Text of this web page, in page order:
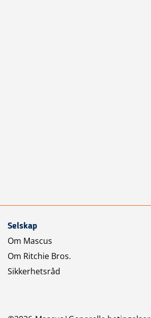
Selskap
Om Mascus
Om Ritchie Bros.
Sikkerhetsråd